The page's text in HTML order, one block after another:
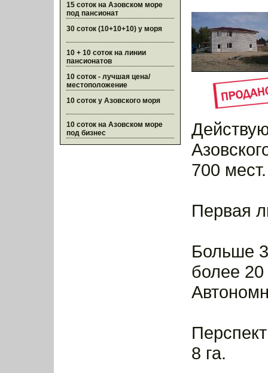
15 соток на Азовском море
под пансионат
30 соток (10+10+10) у моря
10 + 10 соток на линии
пансионатов
10 соток - лучшая цена/
местоположение
10 соток у Азовского моря
10 соток на Азовском море
под бизнес
700 мест.
Первая
Больше
более
8 га.